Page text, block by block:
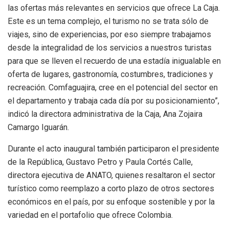
las ofertas más relevantes en servicios que ofrece La Caja.
Este es un tema complejo, el turismo no se trata sólo de
viajes, sino de experiencias, por eso siempre trabajamos
desde la integralidad de los servicios a nuestros turistas
para que se lleven el recuerdo de una estadía inigualable en
oferta de lugares, gastronomía, costumbres, tradiciones y
recreación. Comfaguajira, cree en el potencial del sector en
el departamento y trabaja cada día por su posicionamiento”,
indicó la directora administrativa de la Caja, Ana Zojaira
Camargo Iguarán.
Durante el acto inaugural también participaron el presidente
de la República, Gustavo Petro y Paula Cortés Calle,
directora ejecutiva de ANATO, quienes resaltaron el sector
turístico como reemplazo a corto plazo de otros sectores
económicos en el país, por su enfoque sostenible y por la
variedad en el portafolio que ofrece Colombia.